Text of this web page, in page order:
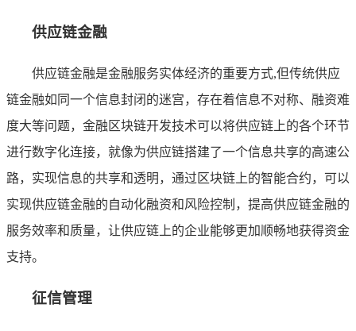
供应链金融
供应链金融是金融服务实体经济的重要方式,但传统供应
链金融如同一个信息封闭的迷宫，存在着信息不对称、融资难
度大等问题，金融区块链开发技术可以将供应链上的各个环节
进行数字化连接，就像为供应链搭建了一个信息共享的高速公
路，实现信息的共享和透明，通过区块链上的智能合约，可以
实现供应链金融的自动化融资和风险控制，提高供应链金融的
服务效率和质量，让供应链上的企业能够更加顺畅地获得资金
支持。
征信管理